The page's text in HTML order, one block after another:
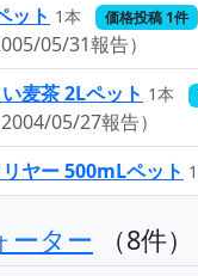
ット 1本 価格投稿 1件
05/31報告）
麦茶 2Lペット 1本
2004/05/27報告）
ヤー 500mLペット
ーター （8件）